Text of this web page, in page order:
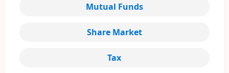
Mutual Funds
Share Market
Tax